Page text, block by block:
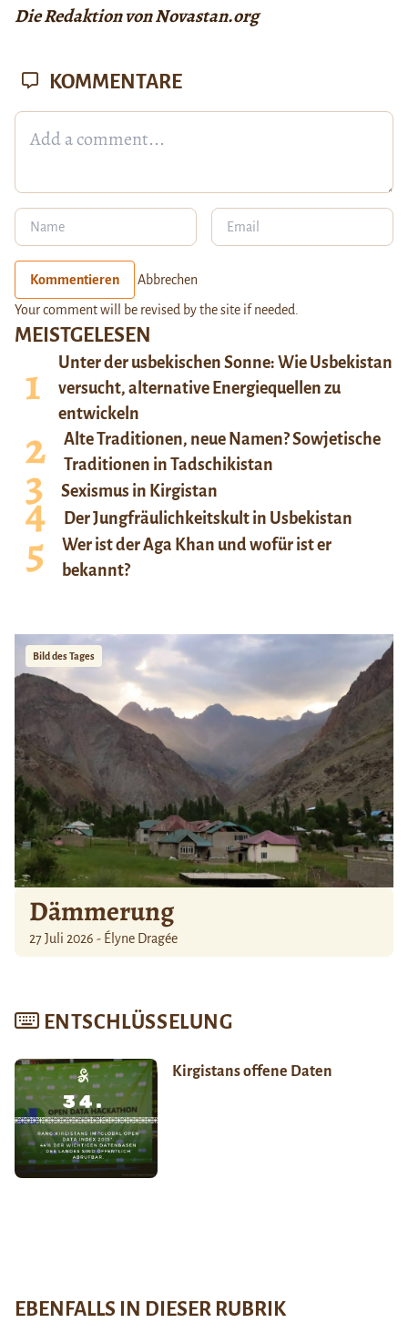
Die Redaktion von Novastan.org
MEISTGELESEN
Unter der usbekischen Sonne: Wie Usbekistan
versucht, alternative Energiequellen zu
entwickeln
Alte Traditionen, neue Namen? Sowjetische
Traditionen in Tadschikistan
Sexismus in Kirgistan
Der Jungfräulichkeitskult in Usbekistan
Wer ist der Aga Khan und wofür ist er
bekannt?
Bild des Tages
Dämmerung
27 Juli 2026 - Élyne Dragée
ENTSCHLÜSSELUNG
Kirgistans offene Daten
KOMMENTARE
Kommentieren Abbrechen
Your comment will be revised by the site if needed.
EBENFALLS IN DIESER RUBRIK